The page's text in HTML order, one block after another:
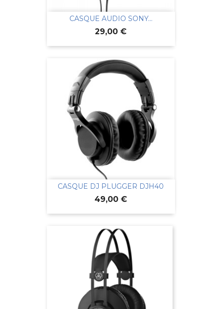
CASQUE AUDIO SONY...
Prix
29,00 €
CASQUE DJ PLUGGER DJH40
Prix
49,00 €